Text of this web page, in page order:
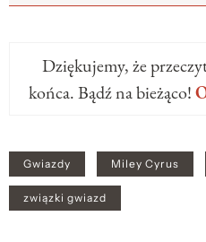
Dziękujemy, że
końca. Bądź na bieżąco!
Gwiazdy Miley Cyrus
związki gwiazd